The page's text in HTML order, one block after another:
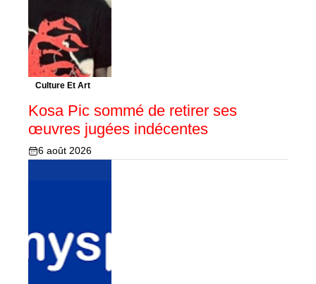
Culture Et Art
Kosa Pic sommé de retirer ses
œuvres jugées indécentes
6 août 2026